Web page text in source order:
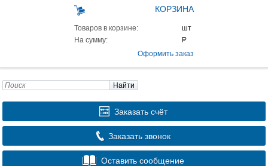
КОРЗИНА
Товаров в корзине:
На сумму:
Оформить заказ
Найти
Заказать счёт
Заказать звонок
Оставить сообщение